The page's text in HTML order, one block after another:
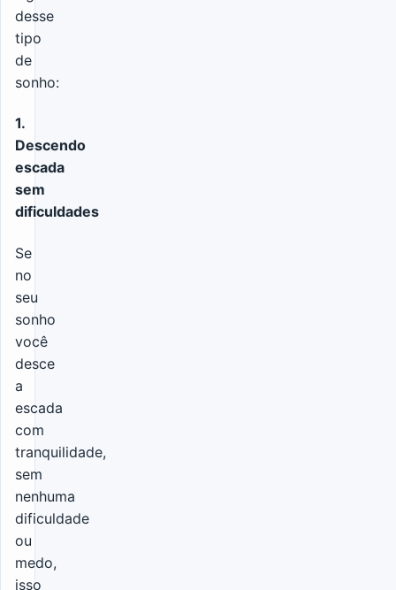
desse
tipo
de
sonho:
1.
Descendo
escada
sem
dificuldades
Se
no
seu
sonho
você
desce
a
escada
com
tranquilidade,
sem
nenhuma
dificuldade
ou
medo,
isso